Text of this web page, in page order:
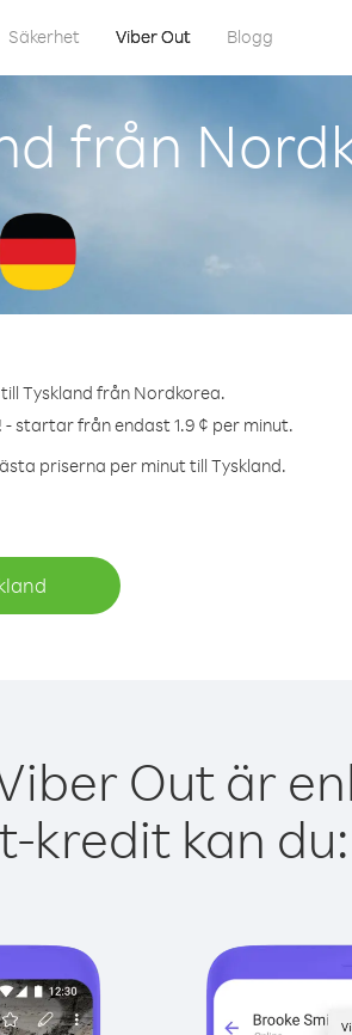
Säkerhet Viber Out Blogg
från
Tyskland från Nordkorea.
- startar från endast 1.9 ¢ per minut.
priserna per minut till Tyskland.
Out är
kredit kan du: